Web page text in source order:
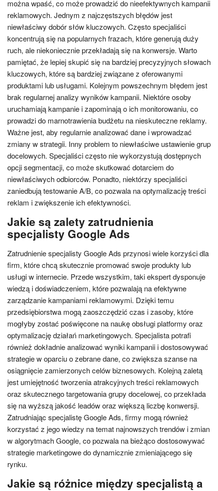
można wpaść, co może prowadzić do nieefektywnych kampanii
reklamowych. Jednym z najczęstszych błędów jest
niewłaściwy dobór słów kluczowych. Często specjaliści
koncentrują się na popularnych frazach, które generują duży
ruch, ale niekoniecznie przekładają się na konwersje. Warto
pamiętać, że lepiej skupić się na bardziej precyzyjnych słowach
kluczowych, które są bardziej związane z oferowanymi
produktami lub usługami. Kolejnym powszechnym błędem jest
brak regularnej analizy wyników kampanii. Niektóre osoby
uruchamiają kampanie i zapominają o ich monitorowaniu, co
prowadzi do marnotrawienia budżetu na nieskuteczne reklamy.
Ważne jest, aby regularnie analizować dane i wprowadzać
zmiany w strategii. Inny problem to niewłaściwe ustawienie grup
docelowych. Specjaliści często nie wykorzystują dostępnych
opcji segmentacji, co może skutkować dotarciem do
niewłaściwych odbiorców. Ponadto, niektórzy specjaliści
zaniedbują testowanie A/B, co pozwala na optymalizację treści
reklam i zwiększenie ich efektywności.
Jakie są zalety zatrudnienia
specjalisty Google Ads
Zatrudnienie specjalisty Google Ads przynosi wiele korzyści dla
firm, które chcą skutecznie promować swoje produkty lub
usługi w internecie. Przede wszystkim, taki ekspert dysponuje
wiedzą i doświadczeniem, które pozwalają na efektywne
zarządzanie kampaniami reklamowymi. Dzięki temu
przedsiębiorstwa mogą zaoszczędzić czas i zasoby, które
mogłyby zostać poświęcone na naukę obsługi platformy oraz
optymalizację działań marketingowych. Specjalista potrafi
również dokładnie analizować wyniki kampanii i dostosowywać
strategie w oparciu o zebrane dane, co zwiększa szanse na
osiągnięcie zamierzonych celów biznesowych. Kolejną zaletą
jest umiejętność tworzenia atrakcyjnych treści reklamowych
oraz skutecznego targetowania grupy docelowej, co przekłada
się na wyższą jakość leadów oraz większą liczbę konwersji.
Zatrudniając specjalistę Google Ads, firmy mogą również
korzystać z jego wiedzy na temat najnowszych trendów i zmian
w algorytmach Google, co pozwala na bieżąco dostosowywać
strategie marketingowe do dynamicznie zmieniającego się
rynku.
Jakie są różnice między specjalistą a